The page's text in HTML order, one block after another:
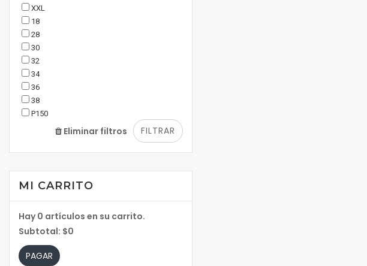
XXL
18
28
30
32
34
36
38
P150
FILTRAR
Eliminar filtros
MI CARRITO
Hay0 artículos en su carrito.
Subtotal: $0
PAGAR